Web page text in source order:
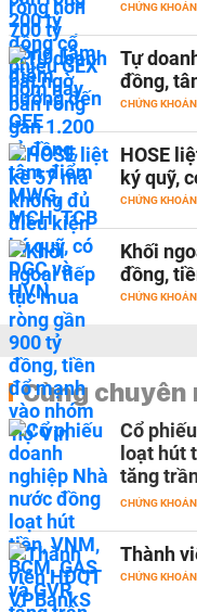
CHỨNG KHOÁN
Tự
đồng,
CHỨNG KHOÁN
HOSE
ký quỹ,
CHỨNG KHOÁN
Khối
đồng,
CHỨNG KHOÁN
Cùng chuyên
Cổ
loạt hút
tăng
CHỨNG KHOÁN
Thành
CHỨNG KHOÁN